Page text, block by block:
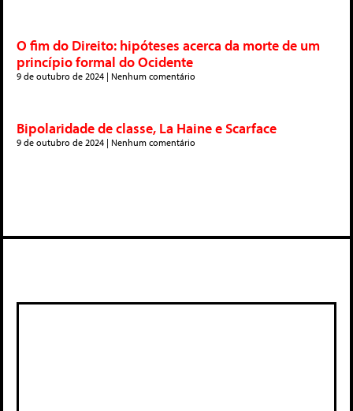
O fim do Direito: hipóteses acerca da morte de um
princípio formal do Ocidente
9 de outubro de 2024 Nenhum comentário
Bipolaridade de classe, La Haine e Scarface
9 de outubro de 2024 Nenhum comentário